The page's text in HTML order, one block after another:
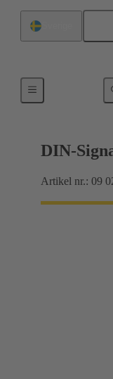
Förbindning
DIN-
Artikel nr.: 09